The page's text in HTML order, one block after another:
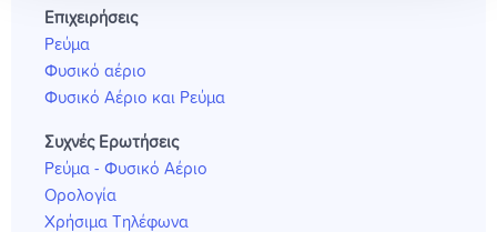
Επιχειρήσεις
Ρεύμα
Φυσικό αέριο
Φυσικό Αέριο και Ρεύμα
Συχνές Ερωτήσεις
Ρεύμα - Φυσικό Αέριο
Ορολογία
Χρήσιμα Τηλέφωνα